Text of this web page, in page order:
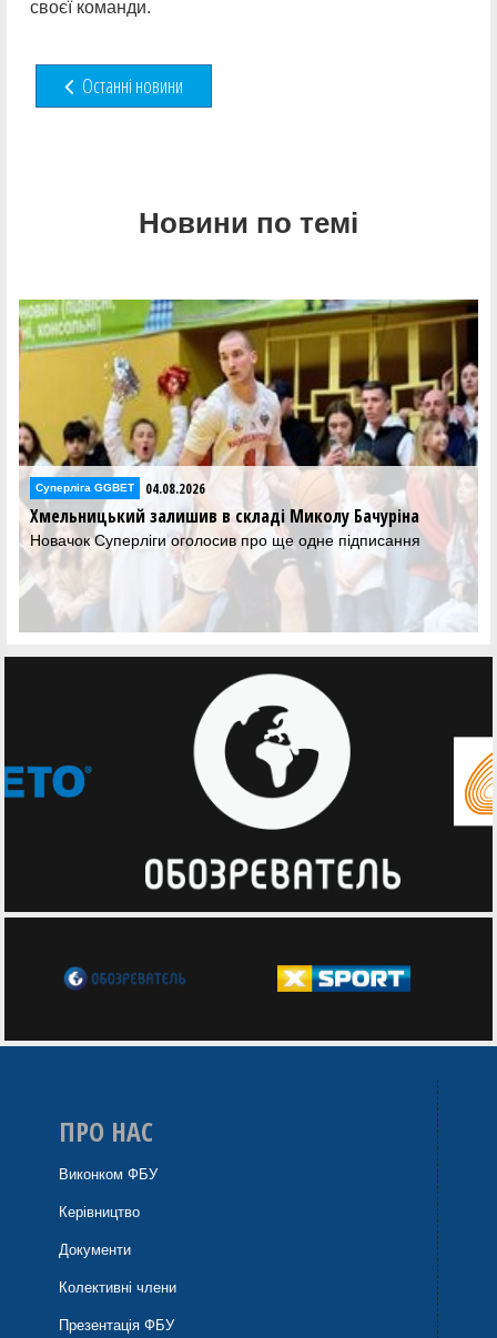
своєї команди.
Останні новини
Новини по темі
GGBET 04.08.2026
залишив в складі Миколу Бачуріна
Суперліги оголосив про ще одне підписання
Суперліга
Рівне
в клубі
ПРО НАС
Виконком ФБУ
Керівництво
Документи
Колективні члени
Презентація ФБУ